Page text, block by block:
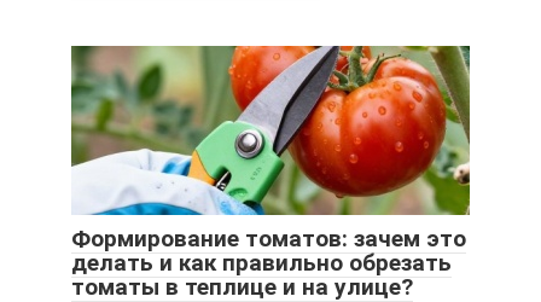
Формирование томатов: зачем это
делать и как правильно обрезать
томаты в теплице и на улице?